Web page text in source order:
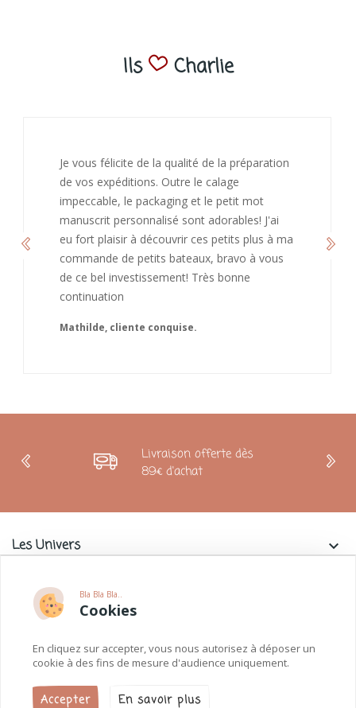
Bla Bla Bla..
Cookies
En cliquez sur accepter, vous nous autorisez à déposer un
cookie à des fins de mesure d'audience uniquement.
Accepter En savoir plus
Ils Charlie
J’ai adoré ouvrir ce paquet votre message est
bienveillant et fait plaisir. Je ne manquerai pas
de recommandé chez vous. Bonne
continuation et merci à vous.
Caroline
Livraison offerte dès
89€ d'achat
Les Univers
keyboard_arrow_down
Charlie & La Petite Souris
Informations
Paiements